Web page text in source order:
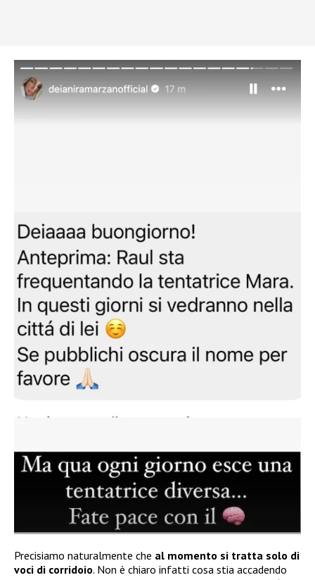
Precisiamo naturalmente che al momento si tratta solo di
voci di corridoio. Non è chiaro infatti cosa stia accadendo